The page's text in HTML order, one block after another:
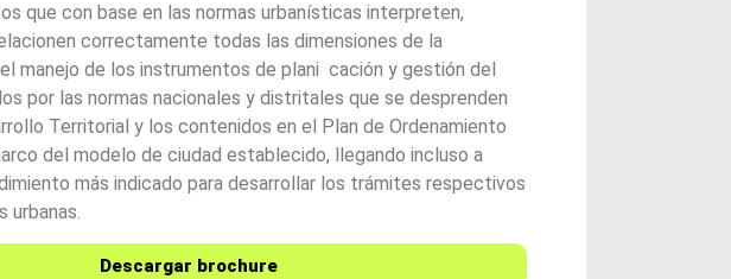
que con base en las normas urbanísticas interpreten,
correctamente todas las dimensiones de la
manejo de los instrumentos de plani cación y gestión del
por las normas nacionales y distritales que se desprenden
Territorial y los contenidos en el Plan de Ordenamiento
del modelo de ciudad establecido, llegando incluso a
más indicado para desarrollar los trámites respectivos
urbanas.
Descargar brochure